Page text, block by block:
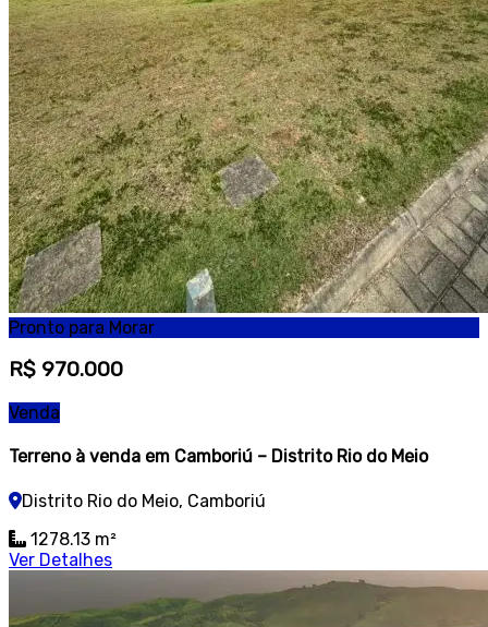
Pronto para Morar
R$ 970.000
Venda
Terreno à venda em Camboriú – Distrito Rio do Meio
Distrito Rio do Meio, Camboriú
1278.13 m²
Ver Detalhes